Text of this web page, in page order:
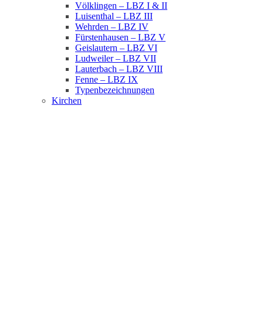
Völklingen – LBZ I & II
Luisenthal – LBZ III
Wehrden – LBZ IV
Fürstenhausen – LBZ V
Geislautern – LBZ VI
Ludweiler – LBZ VII
Lauterbach – LBZ VIII
Fenne – LBZ IX
Typenbezeichnungen
Kirchen